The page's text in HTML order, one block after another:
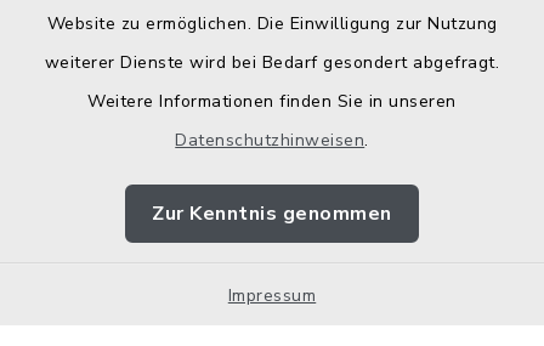
Website zu ermöglichen. Die Einwilligung zur Nutzung
weiterer Dienste wird bei Bedarf gesondert abgefragt.
Weitere Informationen finden Sie in unseren
Datenschutzhinweisen.
Zur Kenntnis genommen
Impressum
Datenschutz
Impressum
Sitemap